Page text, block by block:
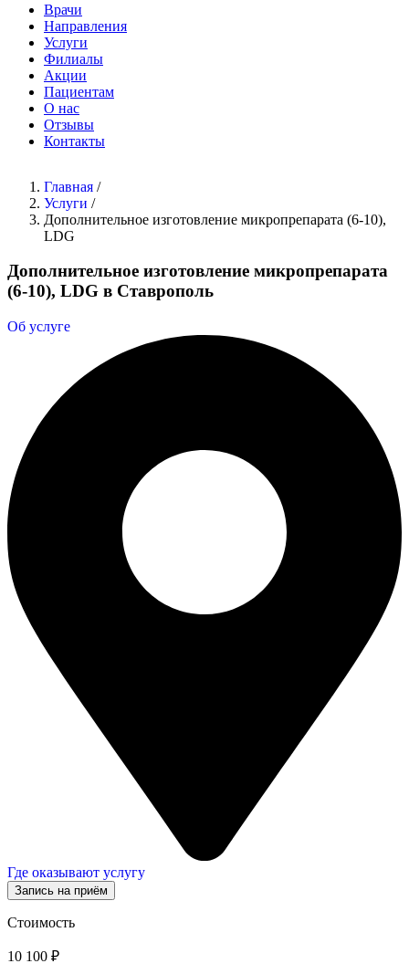
Врачи
Направления
Услуги
Филиалы
Акции
Пациентам
О нас
Отзывы
Контакты
Главная /
Услуги /
Дополнительное изготовление микропрепарата (6-10),
LDG
Дополнительное изготовление микропрепарата
(6-10), LDG в Ставрополь
Об услуге
Где оказывают услугу
Запись на приём
Стоимость
10 100 ₽